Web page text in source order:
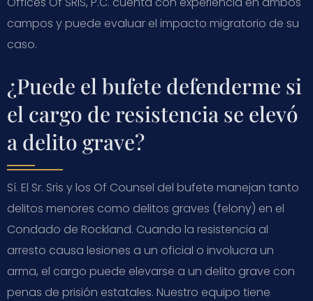
campos y puede evaluar el impacto migratorio de su
caso.
¿Puede el bufete defenderme si
el cargo de resistencia se elevó
a delito grave?
Sí. El Sr. Sris y los Of Counsel del bufete manejan tanto
delitos menores como delitos graves (felony) en el
Condado de Rockland. Cuando la resistencia al
arresto causa lesiones a un oficial o involucra un
arma, el cargo puede elevarse a un delito grave con
penas de prisión estatales. Nuestro equipo tiene